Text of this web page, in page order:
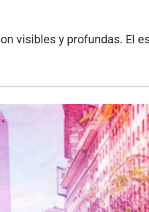
visibles y profundas. El